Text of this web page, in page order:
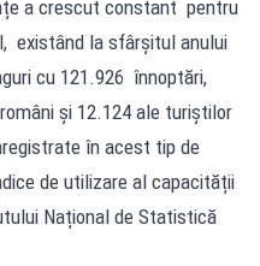
a crescut constant pentru
existând la sfârșitul anului
cu 121.926 înnoptări,
și 12.124 ale turiștilor
în acest tip de
de utilizare al capacității
Național de Statistică